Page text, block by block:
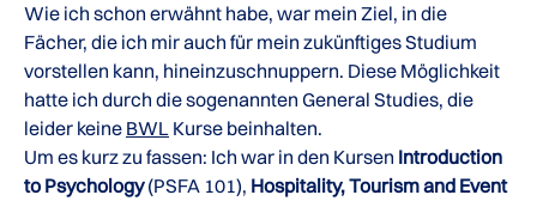
Wie ich schon erwähnt habe, war mein Ziel, in die
Fächer, die ich mir auch für mein zukünftiges Studium
vorstellen kann, hineinzuschnuppern. Diese Möglichkeit
hatte ich durch die sogenannten General Studies, die
leider keine BWL Kurse beinhalten.
Um es kurz zu fassen: Ich war in den Kursen Introduction
to Psychology(PSFA 101), Hospitality, Tourism and Event